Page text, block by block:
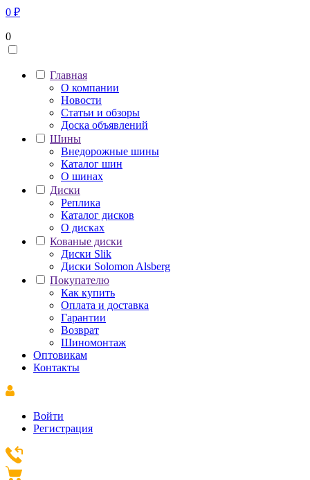
0 ₽
0
Главная
О компании
Новости
Статьи и обзоры
Доска объявлений
Шины
Внедорожные шины
Каталог шин
О шинах
Диски
Реплика
Каталог дисков
О дисках
Кованые диски
Диски Slik
Диски Solomon Alsberg
Покупателю
Как купить
Оплата и доставка
Гарантии
Возврат
Шиномонтаж
Оптовикам
Контакты
Войти
Регистрация